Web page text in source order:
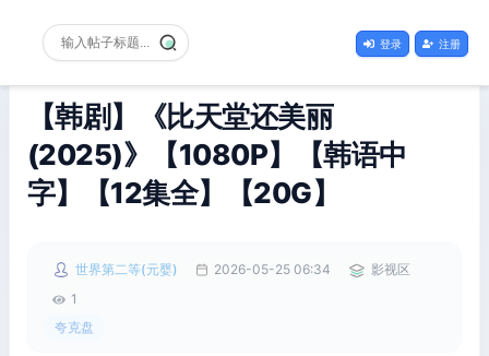
登录 注册
【韩剧】《比天堂还美丽
(2025)》【1080P】【韩语中
字】【12集全】【20G】
世界第二等(元婴) 2026-05-25 06:34
影视区
1
夸克盘